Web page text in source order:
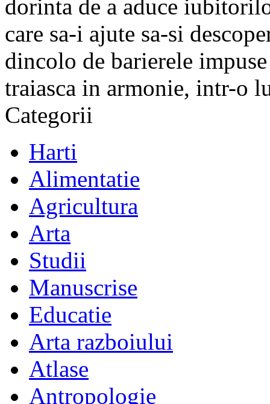
dorinta de a aduce
care sa-i ajute sa-si
dincolo de barierele
traiasca in armonie, intr-o
Categorii
Harti
Alimentatie
Agricultura
Arta
Studii
Manuscrise
Educatie
Arta razboiului
Atlase
Antropologie